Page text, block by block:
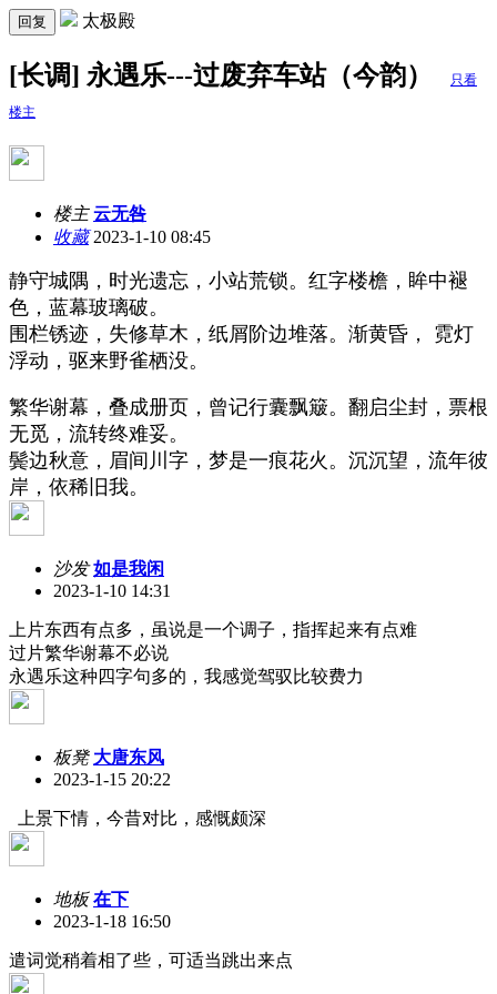
回复 太极殿
[长调] 永遇乐---过废弃车站（今韵） 只看
楼主
楼主 云无咎
收藏2023-1-10 08:45
静守城隅，时光遗忘，小站荒锁。 红字楼檐，眸中褪
色，蓝幕玻璃破。
围栏锈迹，失修草木，纸屑阶边堆落。 渐黄昏， 霓灯
浮动，驱来野雀栖没。
繁华谢幕，叠成册页，曾记行囊飘簸。翻启尘封，票根
无觅，流转终难妥。
鬓边秋意，眉间川字，梦是一痕花火。沉沉望，流年彼
岸，依稀旧我。
沙发 如是我闲
2023-1-10 14:31
上片东西有点多，虽说是一个调子，指挥起来有点难
过片繁华谢幕不必说
永遇乐这种四字句多的，我感觉驾驭比较费力
板凳 大唐东风
2023-1-15 20:22
上景下情，今昔对比，感慨颇深
地板 在下
2023-1-18 16:50
遣词觉稍着相了些，可适当跳出来点